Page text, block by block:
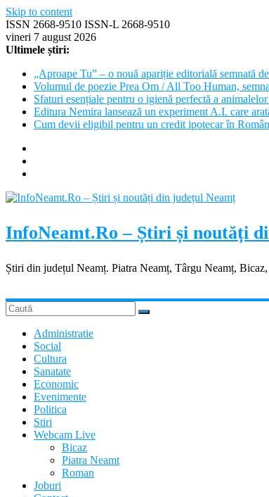
Skip to content
ISSN 2668-9510 ISSN-L 2668-9510
vineri 7 august 2026
Ultimele știri:
„Aproape Tu” – o nouă apariție editorială semnată
Volumul de poezie Prea Om / All Too Human,
Sfaturi esențiale pentru o igienă perfectă a
Editura Nemira lansează un experiment A.I. care
Cum devii eligibil pentru un credit ipotecar în
InfoNeamt.Ro – Știri și noutăți
Știri din județul Neamț. Piatra Neamț, Târgu Neamț,
Administratie
Social
Cultura
Sanatate
Economic
Evenimente
Politica
Stiri
Webcam Live
Bicaz
Piatra Neamt
Roman
Joburi